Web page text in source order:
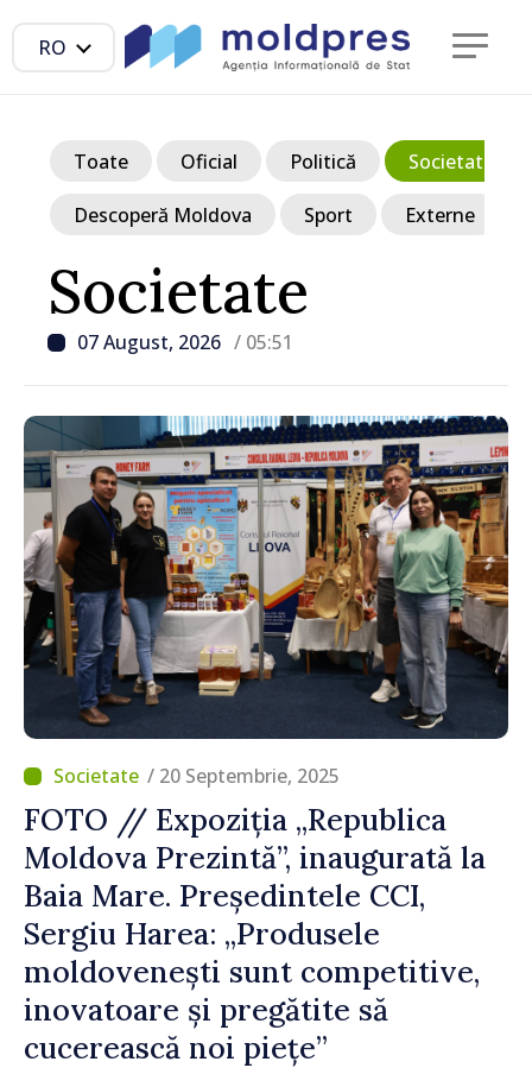
RO
Societate
07 August, 2026 / 05:51
Toate Oficial Politică Societate
Descoperă Moldova Sport Externe
/ 20 Septembrie, 2025
FOTO // Expoziția „Republica
Moldova Prezintă”, inaugurată la
Baia Mare. Președintele CCI,
Sergiu Harea: „Produsele
moldovenești sunt competitive,
inovatoare și pregătite să
cucerească noi piețe”